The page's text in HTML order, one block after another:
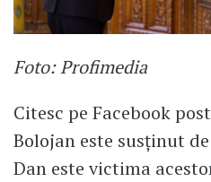
Foto: Profimedia
Citesc pe Facebook
Bolojan este susținut
Dan este victima